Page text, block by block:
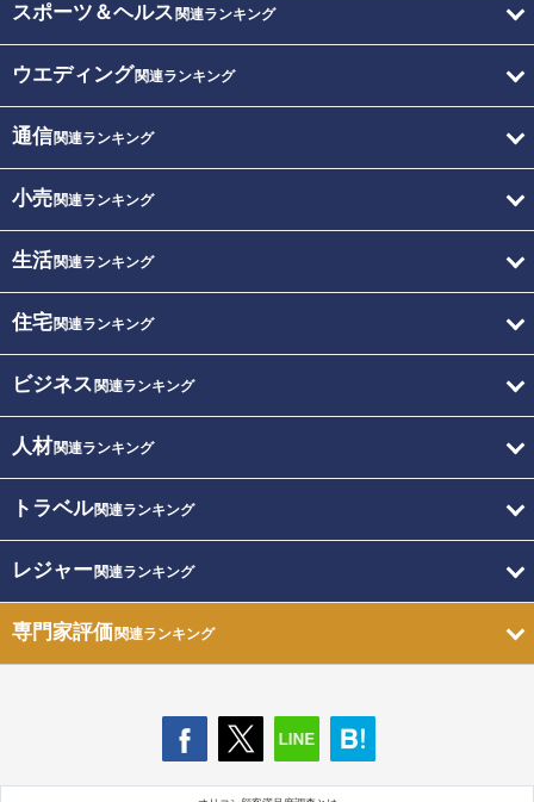
スポーツ＆ヘルス 関連ランキング
ウエディング関連ランキング
通信関連ランキング
小売関連ランキング
生活関連ランキング
住宅関連ランキング
ビジネス 関連ランキング
人材関連ランキング
トラベル関連ランキング
レジャー関連ランキング
専門家評価関連ランキング